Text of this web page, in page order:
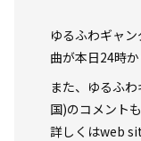
ゆるふわギャ
曲が本日24時か
また、ゆるふ
国)のコメント
詳しくはweb